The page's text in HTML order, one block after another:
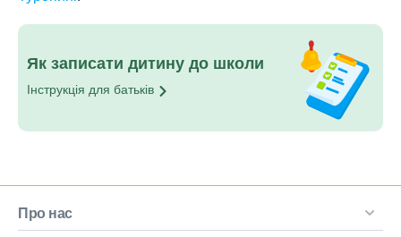
Як записати дитину до школи
Інструкція для батьків
Про нас